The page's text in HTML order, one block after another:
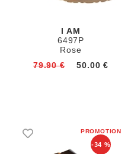
I AM
6497P
Rose
79.90 €
50.00 €
-34 %